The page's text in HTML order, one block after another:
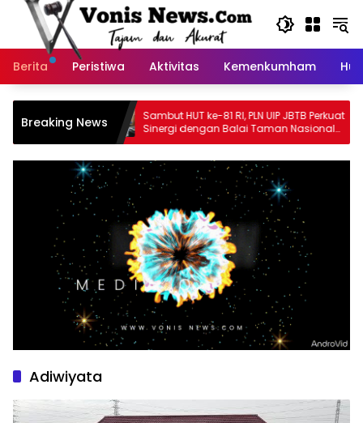
Langsung
Berita
Peristiwa Aktivitas Kemenkumham
Breaking News
Kusuma
Sambut HUT ke-81 RI, PLN UIP JBTB Perkuat
Sinergi dengan Balai Taman Nasional
Baluran Bahas Kajian Rencana Proyek
Watudodol/Kalipuro
Adiwiyata